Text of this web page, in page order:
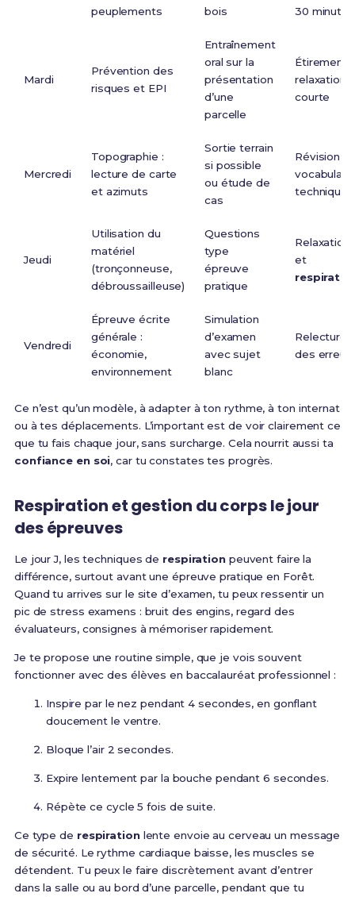
peuplements
bois
30 minutes
Mardi
Prévention des
risques et EPI
Entraînement
oral sur la
présentation
d’une
parcelle
relaxation
courte
Mercredi
Topographie :
lecture de carte
et azimuts
Sortie terrain
si possible
ou étude de
cas
Révision
vocabulaire
technique
Jeudi
Utilisation du
matériel
(tronçonneuse,
débroussailleuse)
Questions
type
épreuve
pratique
Relaxation
et
Vendredi
Épreuve écrite
générale :
économie,
environnement
Simulation
d’examen
avec sujet
blanc
Relecture
des
Ce n’est qu’un modèle, à adapter à ton rythme, à ton internat
ou à tes déplacements. L’important est de voir clairement ce
que tu fais chaque jour, sans surcharge. Cela nourrit aussi ta
confiance en soi, car tu constates tes progrès.
Respiration et gestion du corps le jour
des épreuves
Le jour J, les techniques de respirationpeuvent faire la
différence, surtout avant une épreuve pratique en Forêt.
Quand tu arrives sur le site d’examen, tu peux ressentir un
pic de stress examens : bruit des engins, regard des
évaluateurs, consignes à mémoriser rapidement.
Je te propose une routine simple, que je vois souvent
fonctionner avec des élèves en baccalauréat professionnel :
Inspire par le nez pendant 4 secondes, en gonflant
doucement le ventre.
Bloque l’air 2 secondes.
Expire lentement par la bouche pendant 6 secondes.
Répète ce cycle 5 fois de suite.
Ce type de respirationlente envoie au cerveau un message
de sécurité. Le rythme cardiaque baisse, les muscles se
détendent. Tu peux le faire discrètement avant d’entrer
dans la salle ou au bord d’une parcelle, pendant que tu